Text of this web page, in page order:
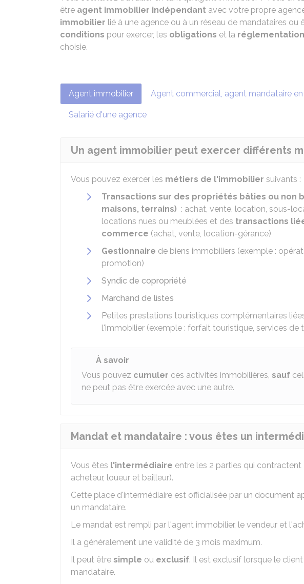
être agent immobilier indépendant avec votre propre
immobilier lié à une agence ou à un réseau de mandataires ou
conditions pour exercer, les obligations et la réglementation
choisie.
Agent immobilier Agent commercial, agent mandataire
Salarié d'une agence
Un agent immobilier peut exercer différents
Vous pouvez exercer les métiers de l'immobilier suivants :
Transactions sur des propriétés bâties ou non
maisons, terrains) : achat, vente, location, sous-
locations nues ou meublées et des transactions
commerce (achat, vente, location-gérance)
Gestionnaire de biens immobiliers (exemple :
promotion)
Syndic de copropriété
Marchand de listes
Petites prestations touristiques complémentaires
l'immobilier (exemple : forfait touristique, services de
À savoir
Vous pouvez cumuler ces activités immobilières, sauf
ne peut pas être exercée avec une autre.
Mandat et mandataire : vous êtes un
Vous êtes l'intermédiaire entre les 2 parties qui
acheteur, loueur et bailleur).
Cette place d'intermédiaire est officialisée par un document
un mandataire.
Le mandat est rempli par l'agent immobilier, le vendeur et
Il a généralement une validité de 3 mois maximum.
Il peut être simple ou exclusif. Il est exclusif lorsque le
mandataire.